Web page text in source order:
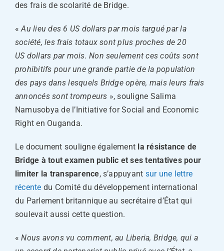
des frais de scolarité de Bridge.
«Au lieu des 6 US dollars par mois targué par la
société, les frais totaux sont plus proches de 20
US dollars par mois. Non seulement ces coûts sont
prohibitifs pour une grande partie de la population
des pays dans lesquels Bridge opère, mais leurs frais
annoncés sont trompeurs », souligne Salima
Namusobya de l’Initiative for Social and Economic
Right en Ouganda.
Le document souligne également la résistance de
Bridge à tout examen public et ses tentatives pour
limiter la transparence, s’appuyant sur une lettre
récente du Comité du développement international
du Parlement britannique au secrétaire d’État qui
soulevait aussi cette question.
«Nous avons vu comment, au Liberia, Bridge, qui a